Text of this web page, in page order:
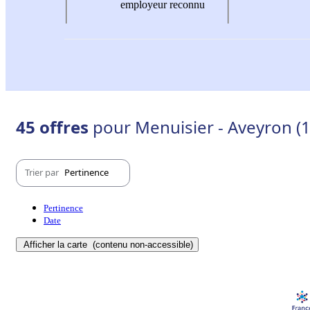
employeur reconnu
45 offres pour Menuisier - Aveyron
Trier par Pertinence
Pertinence
Date
Afficher la carte (contenu non-accessible)